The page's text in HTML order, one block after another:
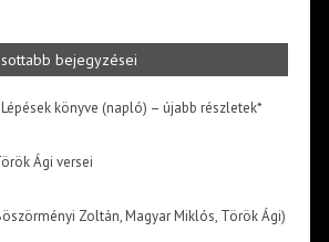
bejegyzései
Lépések könyve (napló) – újabb részletek*
Ági versei
Zoltán, Magyar Miklós, Török Ági)